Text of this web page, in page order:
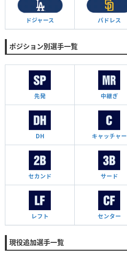
ドジャース パドレス
ポジション別選手一覧
先発 中継ぎ
DH キャッチャー
セカンド サード
レフト センター
現役追加選手一覧